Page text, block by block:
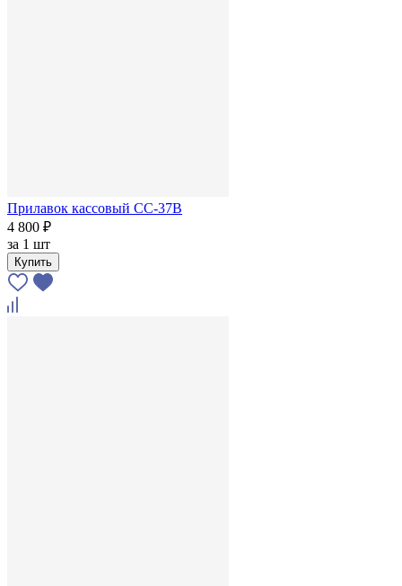
Прилавок кассовый СС-37B
4 800 ₽
за 1 шт
Купить